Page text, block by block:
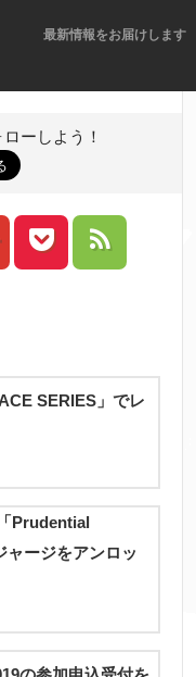
最新情報をお届けします
ーしよう！
SERIES」でレ
Prudential
ージをアンロッ